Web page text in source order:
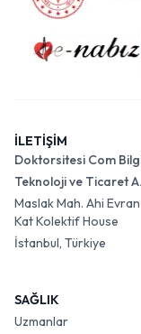
İLETİŞİM
Doktorsitesi Com
Teknoloji ve Ticaret
Maslak Mah. Ahi
Kat Kolektif House
İstanbul, Türkiye
SAĞLIK
Uzmanlar